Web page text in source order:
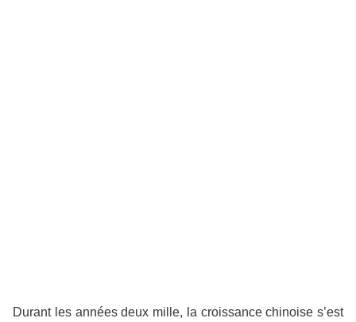
Durant les années deux mille, la croissance chinoise s’est